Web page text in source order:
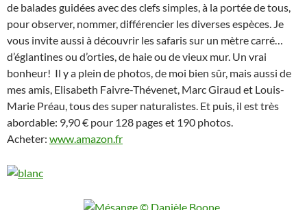
de balades guidées avec des clefs simples, à la portée de tous,
pour observer, nommer, différencier les diverses espèces. Je
vous invite aussi à découvrir les safaris sur un mètre carré…
d’églantines ou d’orties, de haie ou de vieux mur. Un vrai
bonheur! Il y a plein de photos, de moi bien sûr, mais aussi de
mes amis, Elisabeth Faivre-Thévenet, Marc Giraud et Louis-
Marie Préau, tous des super naturalistes. Et puis, il est très
abordable: 9,90 € pour 128 pages et 190 photos.
Acheter: www.amazon.fr